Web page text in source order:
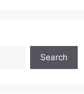
Search